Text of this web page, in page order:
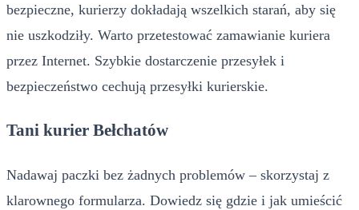
bezpieczne, kurierzy dokładają wszelkich starań, aby się
nie uszkodziły. Warto przetestować zamawianie kuriera
przez Internet. Szybkie dostarczenie przesyłek i
bezpieczeństwo cechują przesyłki kurierskie.
Tani kurier Bełchatów
Nadawaj paczki bez żadnych problemów – skorzystaj z
klarownego formularza. Dowiedz się gdzie i jak umieścić